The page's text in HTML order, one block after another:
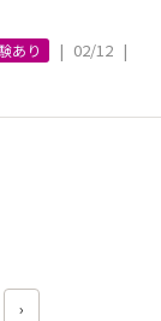
あり | 02/12 |
›